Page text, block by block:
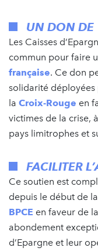
UN DON
Les Caisses
commun pour faire
française. Ce don
solidarité
la Croix-Rouge en
victimes de la crise,
pays limitrophes et
FACILITER
Ce soutien est
depuis le début de
BPCE en faveur de
abondement
d’Epargne et leur